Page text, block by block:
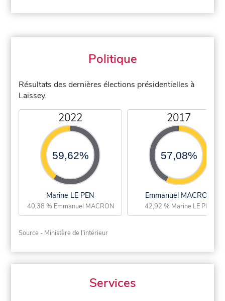
Politique
Résultats des dernières élections présidentielles à
Laissey.
2022
59,62%
Marine LE PEN
40,38 % Emmanuel MACRON
2017
57,08%
Emmanuel MACRON
42,92 % Marine LE PEN
Source - Ministère de l'intérieur
Services